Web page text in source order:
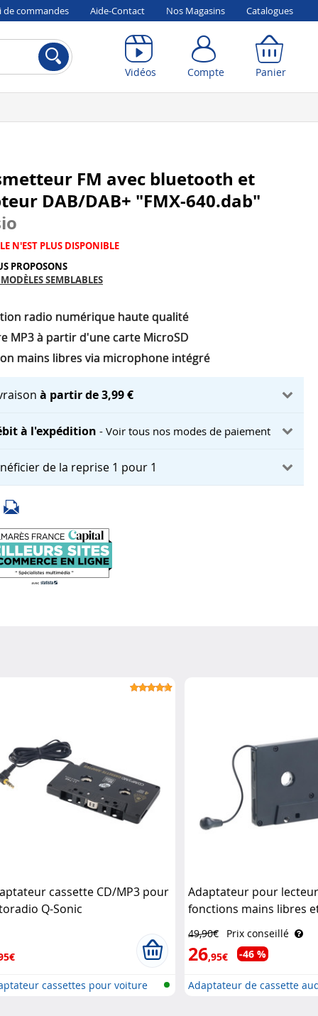
de commandes Aide-Contact Nos Magasins Catalogues
Vidéos Compte Panier
FM avec bluetooth et
DAB/DAB+ "FMX-640.dab"
N'EST PLUS DISPONIBLE
PROPOSONS
SEMBLABLES
radio numérique haute qualité
MP3 à partir d'une carte MicroSD
mains libres via microphone intégré
à partir de 3,99 €
à l'expédition- Voir tous nos modes de paiement
de la reprise 1 pour 1
cassette CD/MP3 pour
Q-Sonic
cassettes pour voiture
Adaptateur pour
fonctions mains libres
bluetooth Auvisio
49,90€ Prix conseillé
26,95€ -46 %
Adaptateur de cassette
Compte Panier